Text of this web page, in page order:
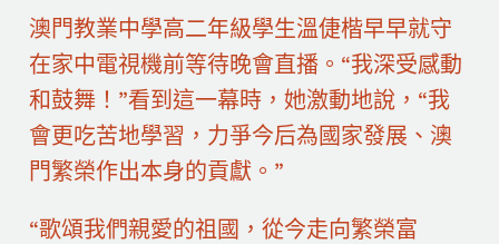
澳門教業中學高二年級學生溫倢楷早早就守
在家中電視機前等待晚會直播。“我深受感動
和鼓舞！”看到這一幕時，她激動地說，“我
會更吃苦地學習，力爭今后為國家發展、澳
門繁榮作出本身的貢獻。”
“歌頌我們親愛的祖國，從今走向繁榮富